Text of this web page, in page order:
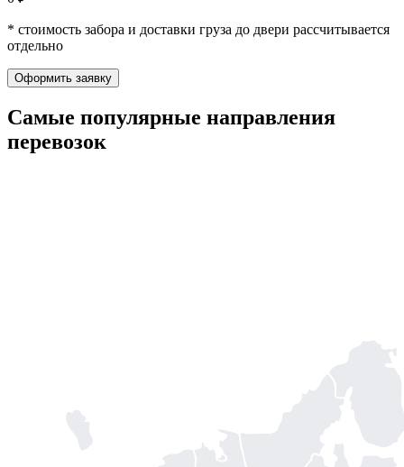
* стоимость забора и доставки груза до двери рассчитывается
отдельно
Оформить заявку
Самые популярные направления
перевозок